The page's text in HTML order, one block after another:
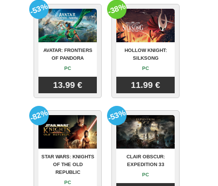
AVATAR: FRONTIERS
OF PANDORA
PC
13.99 €
-53%
HOLLOW KNIGHT:
SILKSONG
PC
11.99 €
-38%
STAR WARS: KNIGHTS
OF THE OLD
REPUBLIC
PC
-82%
CLAIR OBSCUR:
EXPEDITION 33
PC
-53%